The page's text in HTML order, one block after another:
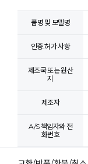
품명 및 모델명
인증.허가 사항
제조국 또는 원산
지
제조자
A/S 책임자와 전
화번호